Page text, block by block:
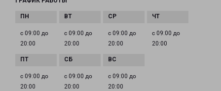
с 09:00 до
20:00
с 09:00 до
20:00
с 09:00 до
20:00
с 09:00 до
20:00
с 09:00 до
20:00
с 09:00 до
20:00
с 09:00 до
20:00